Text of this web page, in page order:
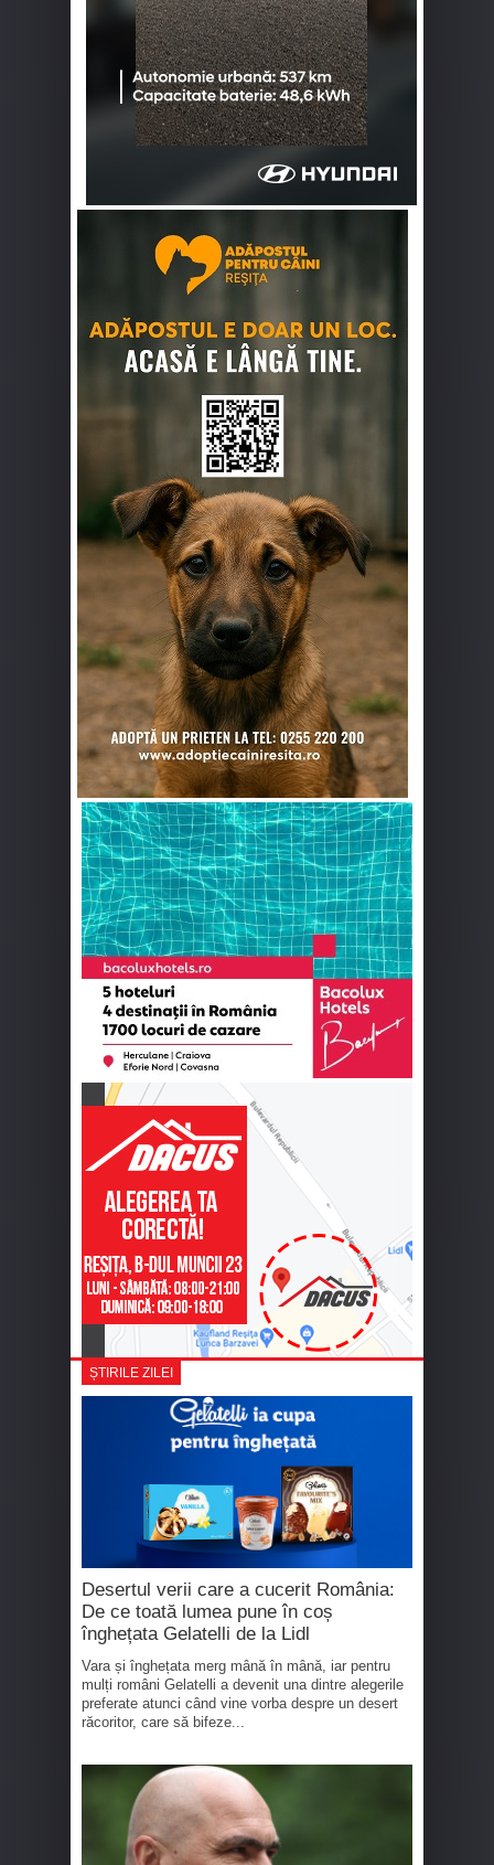
ȘTIRILE ZILEI
Desertul verii care a cucerit România:
De ce toată lumea pune în coș
înghețata Gelatelli de la Lidl
Vara și înghețata merg mână în mână, iar pentru
mulți români Gelatelli a devenit una dintre alegerile
preferate atunci când vine vorba despre un desert
răcoritor, care să bifeze...